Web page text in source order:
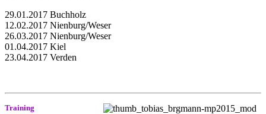
29.01.2017 Buchholz
12.02.2017 Nienburg/Weser
26.03.2017 Nienburg/Weser
01.04.2017 Kiel
23.04.2017 Verden
Training